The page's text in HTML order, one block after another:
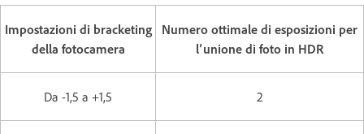
Impostazioni di bracketing
della fotocamera
Numero ottimale di esposizioni per
l’unione di foto in HDR
Da -1,5 a +1,5 2